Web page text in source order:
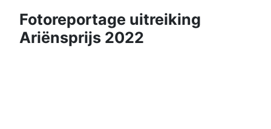
Fotoreportage uitreiking
Ariënsprijs 2022